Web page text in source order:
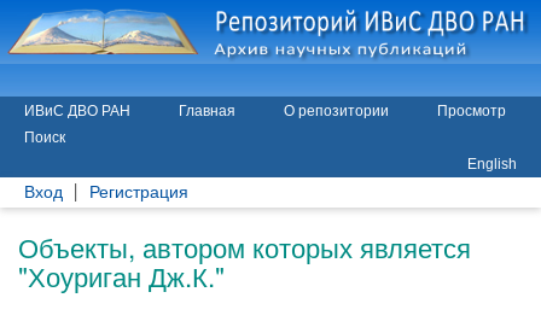
ИВиС ДВО РАН Главная О репозитории
Просмотр
Поиск
English
Вход Регистрация
Объекты, автором которых является
"Хоуриган Дж.К."